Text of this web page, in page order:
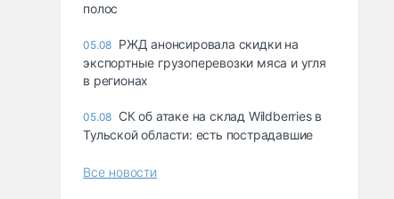
полос
05.08 РЖД анонсировала скидки на
экспортные грузоперевозки мяса и угля
в регионах
05.08 СК об атаке на склад Wildberries в
Тульской области: есть пострадавшие
Все новости